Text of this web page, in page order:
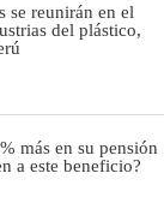
se reunirán en el
del plástico,
más en su pensión
a este beneficio?